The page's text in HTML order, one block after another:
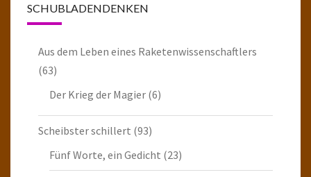
SCHUBLADENDENKEN
Aus dem Leben eines Raketenwissenschaftlers
(63)
Der Krieg der Magier (6)
Scheibster schillert (93)
Fünf Worte, ein Gedicht (23)